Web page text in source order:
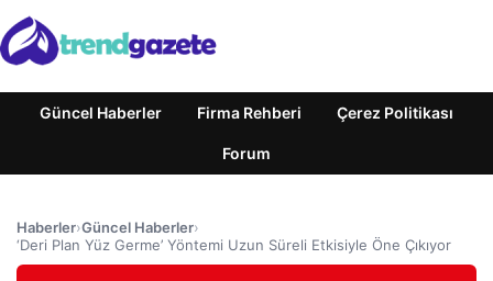
Güncel Haberler Firma Rehberi Çerez Politikası
Forum
Haberler›Güncel Haberler›
‘Deri Plan Yüz Germe’ Yöntemi Uzun Süreli Etkisiyle Öne Çıkıyor